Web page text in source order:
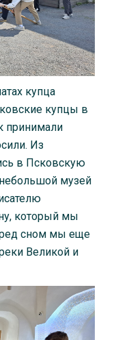
купца
купцы в
принимали
Из
в Псковскую
музей
который мы
сном мы еще
Великой и